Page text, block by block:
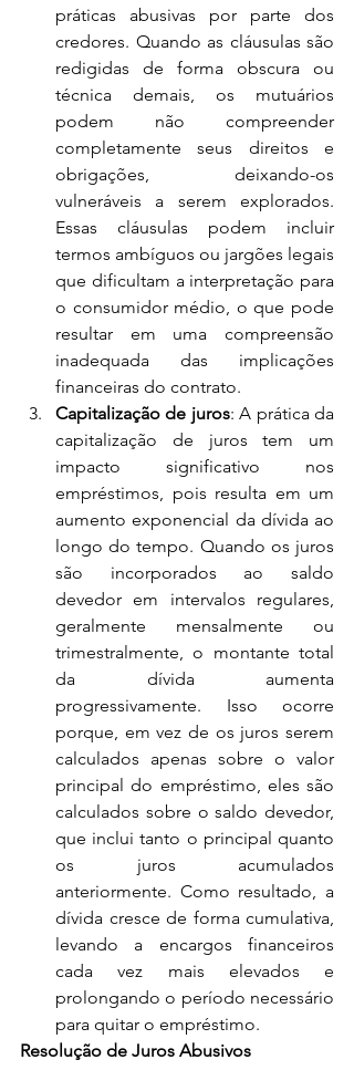
práticas abusivas por parte dos
credores. Quando as cláusulas são
redigidas de forma obscura ou
técnica demais, os mutuários
podem não compreender
completamente seus direitos e
obrigações, deixando-os
vulneráveis a serem explorados.
Essas cláusulas podem incluir
termos ambíguos ou jargões legais
que dificultam a interpretação para
o consumidor médio, o que pode
resultar em uma compreensão
inadequada das implicações
financeiras do contrato.
Capitalização de juros: A prática da
capitalização de juros tem um
impacto significativo nos
empréstimos, pois resulta em um
aumento exponencial da dívida ao
longo do tempo. Quando os juros
são incorporados ao saldo
devedor em intervalos regulares,
geralmente mensalmente ou
trimestralmente, o montante total
da dívida aumenta
progressivamente. Isso ocorre
porque, em vez de os juros serem
calculados apenas sobre o valor
principal do empréstimo, eles são
calculados sobre o saldo devedor,
que inclui tanto o principal quanto
os juros acumulados
anteriormente. Como resultado, a
dívida cresce de forma cumulativa,
levando a encargos financeiros
cada vez mais elevados e
prolongando o período necessário
para quitar o empréstimo.
Resolução de Juros Abusivos